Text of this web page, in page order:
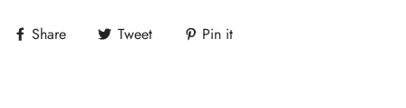
Share Tweet Pin it